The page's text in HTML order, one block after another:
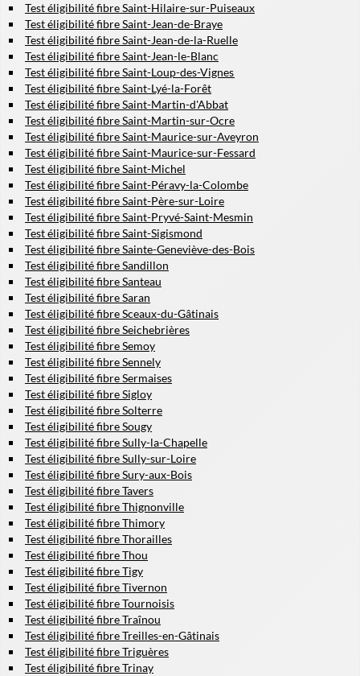
Test éligibilité fibre Saint-Hilaire-sur-Puiseaux
Test éligibilité fibre Saint-Jean-de-Braye
Test éligibilité fibre Saint-Jean-de-la-Ruelle
Test éligibilité fibre Saint-Jean-le-Blanc
Test éligibilité fibre Saint-Loup-des-Vignes
Test éligibilité fibre Saint-Lyé-la-Forêt
Test éligibilité fibre Saint-Martin-d'Abbat
Test éligibilité fibre Saint-Martin-sur-Ocre
Test éligibilité fibre Saint-Maurice-sur-Aveyron
Test éligibilité fibre Saint-Maurice-sur-Fessard
Test éligibilité fibre Saint-Michel
Test éligibilité fibre Saint-Péravy-la-Colombe
Test éligibilité fibre Saint-Père-sur-Loire
Test éligibilité fibre Saint-Pryvé-Saint-Mesmin
Test éligibilité fibre Saint-Sigismond
Test éligibilité fibre Sainte-Geneviève-des-Bois
Test éligibilité fibre Sandillon
Test éligibilité fibre Santeau
Test éligibilité fibre Saran
Test éligibilité fibre Sceaux-du-Gâtinais
Test éligibilité fibre Seichebrières
Test éligibilité fibre Semoy
Test éligibilité fibre Sennely
Test éligibilité fibre Sermaises
Test éligibilité fibre Sigloy
Test éligibilité fibre Solterre
Test éligibilité fibre Sougy
Test éligibilité fibre Sully-la-Chapelle
Test éligibilité fibre Sully-sur-Loire
Test éligibilité fibre Sury-aux-Bois
Test éligibilité fibre Tavers
Test éligibilité fibre Thignonville
Test éligibilité fibre Thimory
Test éligibilité fibre Thorailles
Test éligibilité fibre Thou
Test éligibilité fibre Tigy
Test éligibilité fibre Tivernon
Test éligibilité fibre Tournoisis
Test éligibilité fibre Traînou
Test éligibilité fibre Treilles-en-Gâtinais
Test éligibilité fibre Triguères
Test éligibilité fibre Trinay